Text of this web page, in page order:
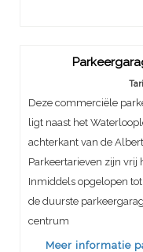
Deze commerciële
ligt naast het
achterkant van de Albert
Parkeertarieven zijn vrij
Inmiddels opgelopen
de duurste
centrum
Meer informatie